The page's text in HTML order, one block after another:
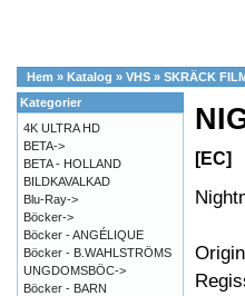
Hem » Katalog » VHS » SKRÄCK
[EC]
Kategorier
4K ULTRA HD
BETA->
BETA - HOLLAND
BILDKAVALKAD
Blu-Ray->
Böcker->
Böcker - ANGÉLIQUE
Böcker - B.WAHLSTRÖMS
UNGDOMSBÖC->
Böcker - BARN